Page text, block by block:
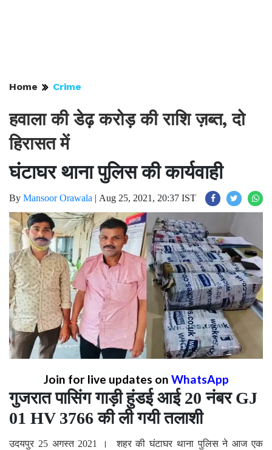
Home Crime
हवाला की डेढ़ करोड़ की राशि ज़ब्त, दो
हिरासत में
घंटाघर थाना पुलिस की कार्यवाही
By Mansoor Orawala | Aug 25, 2021, 20:37 IST
Join for live updates on WhatsApp
गुजरात पासिंग गाड़ी हुंडई आई 20 नंबर GJ
01 HV 3766 की ली गयी तलाशी
उदयपुर 25 अगस्त 2021 । शहर की घंटाघर थाना पुलिस ने आज एक